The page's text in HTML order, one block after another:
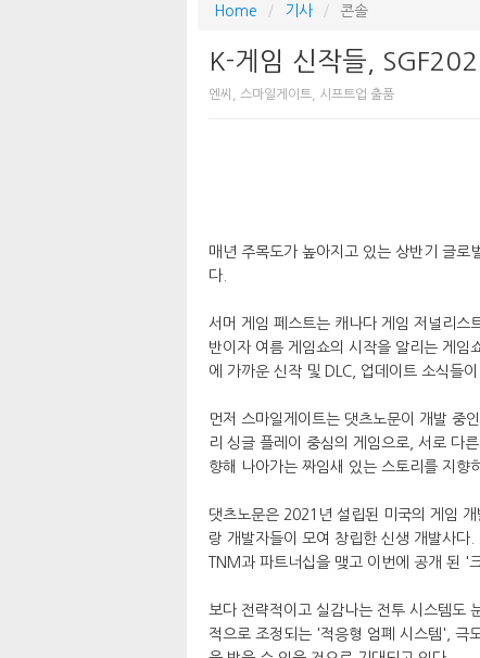
Home 기사 콘솔
K-게임 신작들,
엔씨, 스마일게이트, 시프트업 출품
매년 주목도가 높아지고 있는 상반기 글
다.
서머 게임 페스트는 캐나다 게임 저널리스
반이자 여름 게임쇼의 시작을 알리는 게
에 가까운 신작 및 DLC, 업데이트 소식들이
먼저 스마일게이트는 댓츠노문이 개발 중
리 싱글 플레이 중심의 게임으로, 서로 다
향해 나아가는 짜임새 있는 스토리를 지향
댓츠노문은 2021년 설립된 미국의 게임
랑 개발자들이 모여 창립한 신생 개발사
TNM과 파트너십을 맺고 이번에 공개 된 '
보다 전략적이고 실감나는 전투 시스템도
적으로 조정되는 '적응형 엄폐 시스템', 극